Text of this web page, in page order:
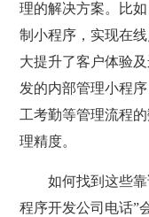
理的解决方案。比
制小程序，实现在
大提升了客户体验
发的内部管理小程
工考勤等管理流程
理精度。
如何找到这些
程序开发公司电话”